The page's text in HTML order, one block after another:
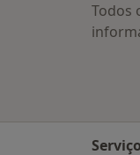
Todos
Serviço